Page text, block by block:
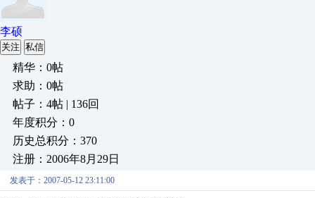
李硕
关注 私信
精华：0帖
求助：0帖
帖子：4帖 | 136回
年度积分：0
历史总积分：370
注册：2006年8月29日
发表于：2007-05-12 23:11:00